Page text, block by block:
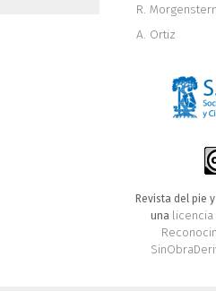
R. Morgenstern
A. Ortiz
Revista del pie
una